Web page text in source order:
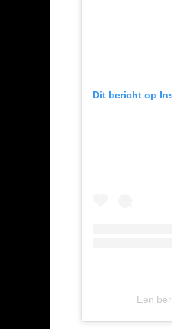
Dit bericht op
Een